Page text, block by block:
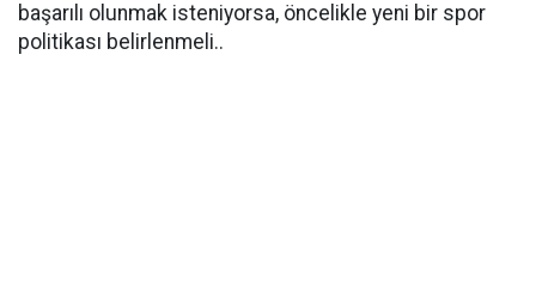
başarılı olunmak isteniyorsa, öncelikle yeni bir spor
politikası belirlenmeli..